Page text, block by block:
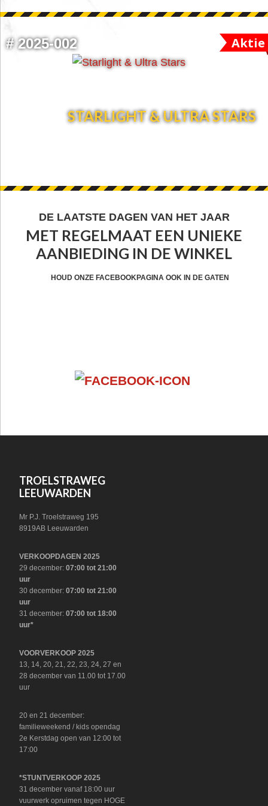
#2025-002 Aktie
STARLIGHT & ULTRA STARS
FOOTER
WIDGET
HEADER
DE LAATSTE DAGEN VAN HET JAAR
MET REGELMAAT EEN UNIEKE
AANBIEDING IN DE WINKEL
HOUD ONZE FACEBOOKPAGINA OOK IN DE GATEN
WIDGET
HEADER
TROELSTRAWEG
LEEUWARDEN
Mr P.J. Troelstraweg 195
8919AB Leeuwarden
VERKOOPDAGEN 2025
29 december:07:00 tot 21:00
uur
30 december:07:00 tot 21:00
uur
31 december:07:00 tot 18:00
uur*
VOORVERKOOP 2025
13, 14, 20, 21, 22, 23, 24, 27 en
28 december van 11.00 tot 17.00
uur
20 en 21 december:
familieweekend / kids opendag
2e Kerstdag open van 12:00 tot
17:00
*STUNTVERKOOP 2025
31 december vanaf 18:00 uur
vuurwerk opruimen tegen HOGE